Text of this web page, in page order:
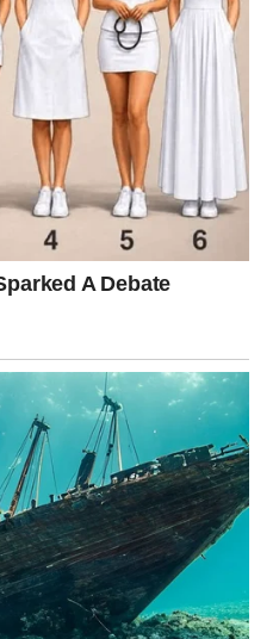
su im godinama bila
napredak koji će ih
ponudu iz snova. Neko
A neko će konačno stati
perioda.
promena. Posle
ući u njihov život sa
je najvažnije – Jarac više
ono što mu je dugo bilo
nagrada. Biće to životni
bez reči.
KOJA JE